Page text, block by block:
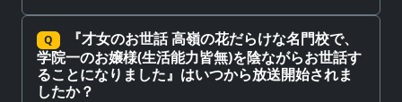
Q
『才女のお世話 高嶺の花だらけな名門校で、
学院一のお嬢様(生活能力皆無)を陰ながらお世話す
ることになりました』はいつから放送開始されま
したか？